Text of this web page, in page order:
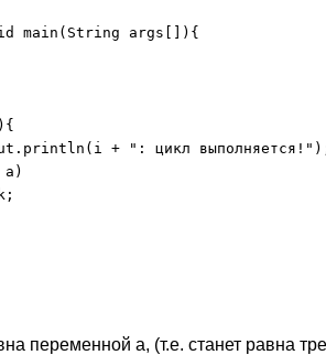
main(String args[]){
+ ": цикл
переменной а, (т.е. станет равна